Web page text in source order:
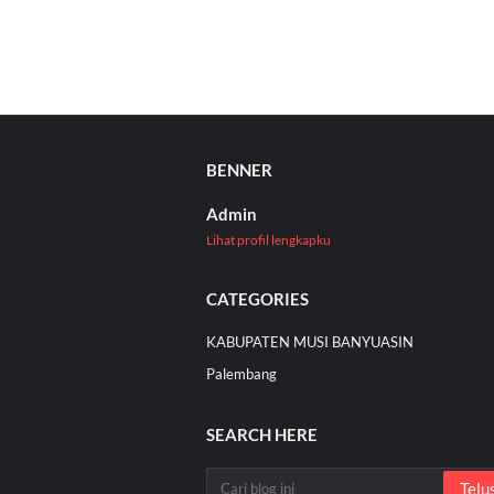
BENNER
Admin
Lihat profil lengkapku
CATEGORIES
KABUPATEN MUSI BANYUASIN
Palembang
SEARCH HERE